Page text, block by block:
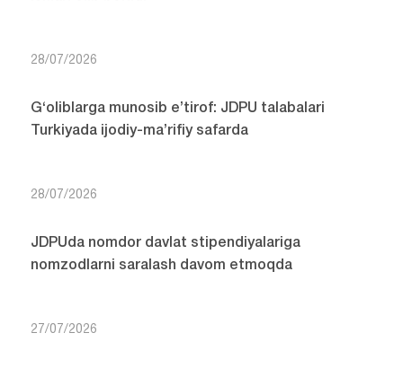
28/07/2026
G‘oliblarga munosib e’tirof: JDPU talabalari
Turkiyada ijodiy-ma’rifiy safarda
28/07/2026
JDPUda nomdor davlat stipendiyalariga
nomzodlarni saralash davom etmoqda
27/07/2026